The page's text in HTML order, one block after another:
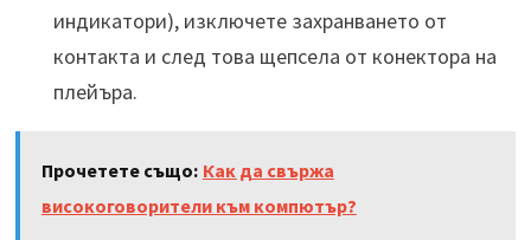
индикатори), изключете захранването от
контакта и след това щепсела от конектора на
плейъра.
Прочетете също: Как да свържа
високоговорители към компютър?